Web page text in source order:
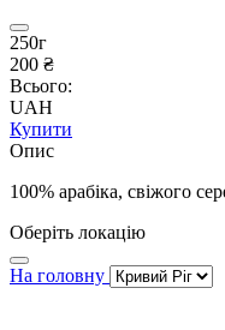
250г
200 ₴
Всього:
UAH
Купити
Опис
100% арабіка, свіжого
Оберіть локацію
На головну